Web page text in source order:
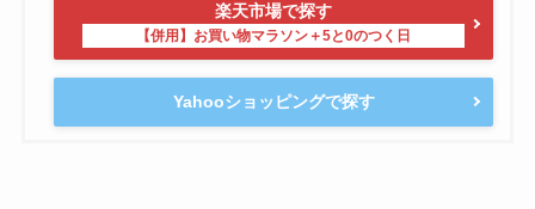
楽天市場で探す
Yahooショッピングで探す